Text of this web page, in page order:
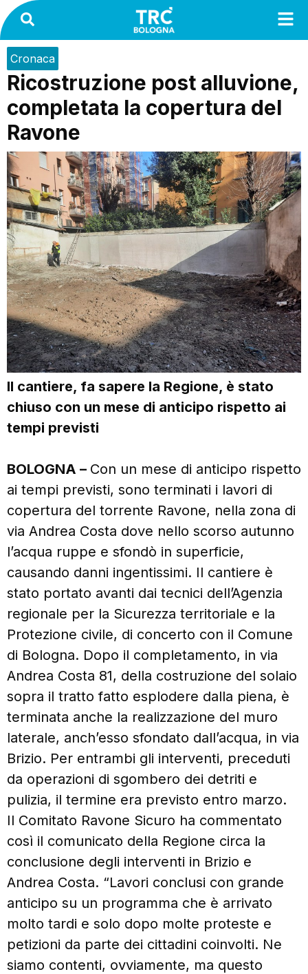
Cronaca
Ricostruzione post alluvione,
completata la copertura del
Ravone
Il cantiere, fa sapere la Regione, è stato
chiuso con un mese di anticipo rispetto ai
tempi previsti
BOLOGNA – Con un mese di anticipo rispetto
ai tempi previsti, sono terminati i lavori di
copertura del torrente Ravone, nella zona di
via Andrea Costa dove nello scorso autunno
l’acqua ruppe e sfondò in superficie,
causando danni ingentissimi. Il cantiere è
stato portato avanti dai tecnici dell’Agenzia
regionale per la Sicurezza territoriale e la
Protezione civile, di concerto con il Comune
di Bologna. Dopo il completamento, in via
Andrea Costa 81, della costruzione del solaio
sopra il tratto fatto esplodere dalla piena, è
terminata anche la realizzazione del muro
laterale, anch’esso sfondato dall’acqua, in via
Brizio. Per entrambi gli interventi, preceduti
da operazioni di sgombero dei detriti e
pulizia, il termine era previsto entro marzo.
Il Comitato Ravone Sicuro ha commentato
così il comunicato della Regione circa la
conclusione degli interventi in Brizio e
Andrea Costa. “Lavori conclusi con grande
anticipo su un programma che è arrivato
molto tardi e solo dopo molte proteste e
petizioni da parte dei cittadini coinvolti. Ne
siamo contenti, ovviamente, ma questo